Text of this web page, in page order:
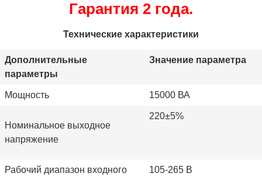
Гарантия 2 года.
Технические характеристики
Дополнительные
параметры
Значение параметра
Мощность 15000 ВА
Номинальное выходное
напряжение
220±5%
Рабочий диапазон входного
105-265 В